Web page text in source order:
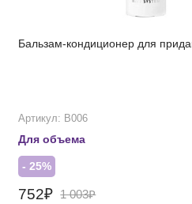
Бальзам-кондиционер для
Артикул: В006
Для объема
- 25%
752₽ 1 003₽